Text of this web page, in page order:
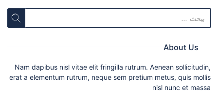
About Us
Nam dapibus nisl vitae elit fringilla rutrum. Aenean sollicitudin,
erat a elementum rutrum, neque sem pretium metus, quis mollis
nisl nunc et massa